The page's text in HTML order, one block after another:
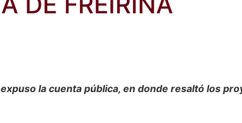
la cuenta pública, en donde resaltó los